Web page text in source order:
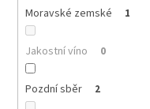
Moravské zemské 1
Jakostní víno 0
Pozdní sběr 2